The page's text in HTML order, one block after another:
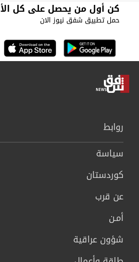
كن أول من يحصل على كل
حمل تطبيق شفق نيوز الان
روابط
سیاسة
كوردستان
عن قرب
أمـن
شؤون عراقية